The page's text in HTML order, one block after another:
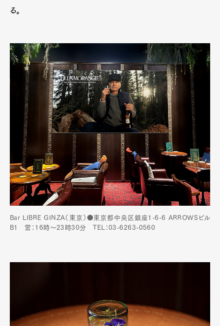
る。
Bar LIBRE GINZA（東京）●東京都中央区銀座1-6-6 ARROWSビル
B1 営：16時～23時30分 TEL：03-6263-0560